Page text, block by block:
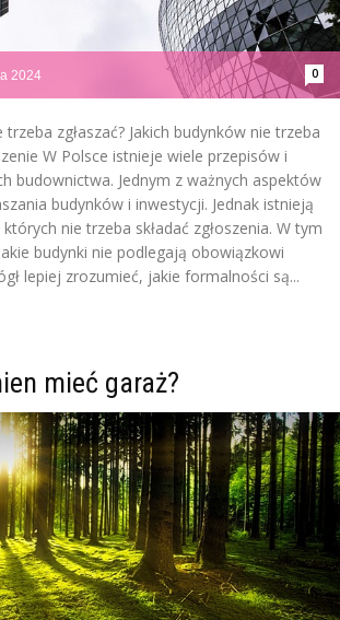
2024 0
trzeba zgłaszać? Jakich budynków nie trzeba
W Polsce istnieje wiele przepisów i
budownictwa. Jednym z ważnych aspektów
budynków i inwestycji. Jednak istnieją
nie trzeba składać zgłoszenia. W tym
budynki nie podlegają obowiązkowi
lepiej zrozumieć, jakie formalności są...
mieć garaż?